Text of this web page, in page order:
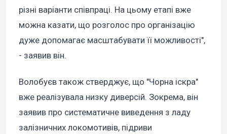
різні варіанти співпраці. На цьому етапі вже
можна казати, що розголос про організацію
дуже допомагає масштабувати її можливості",
- заявив він.
Волобуєв також стверджує, що "Чорна іскра"
вже реалізувала низку диверсій. Зокрема, він
заявив про систематичне виведення з ладу
залізничних локомотивів, підриви